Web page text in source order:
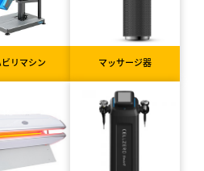
ビリマシン マッサージ器